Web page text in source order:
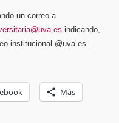
un correo a
indicando,
institucional @uva.es
Más